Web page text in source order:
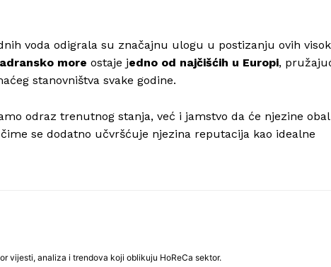
voda odigrala su značajnu ulogu u postizanju ovih
more ostaje jedno od najčišćih u Europi,
stanovništva svake godine.
odraz trenutnog stanja, već i jamstvo da će njezine
se dodatno učvršćuje njezina reputacija kao idealne
vijesti, analiza i trendova koji oblikuju HoReCa sektor.